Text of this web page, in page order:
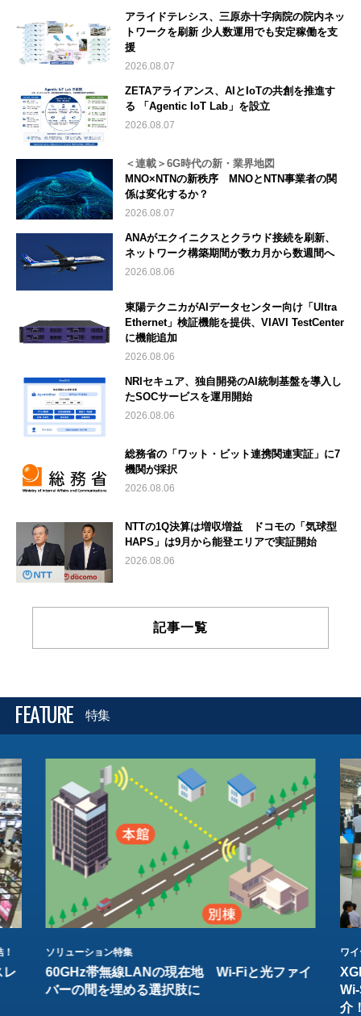
アライドテレシス、三原赤十字病院の院内ネッ
トワークを刷新 少人数運用でも安定稼働を支
援
2026.08.07
ZETAアライアンス、AIとIoTの共創を推進す
る 「Agentic IoT Lab」を設立
2026.08.07
＜連載＞6G時代の新・業界地図
MNO×NTNの新秩序 MNOとNTN事業者の関
係は変化するか？
2026.08.07
ANAがエクイニクスとクラウド接続を刷新、
ネットワーク構築期間が数カ月から数週間へ
2026.08.06
東陽テクニカがAIデータセンター向け「Ultra
Ethernet」検証機能を提供、VIAVI TestCenter
に機能追加
2026.08.06
NRIセキュア、独自開発のAI統制基盤を導入し
たSOCサービスを運用開始
2026.08.06
総務省の「ワット・ビット連携関連実証」に7
機関が採択
2026.08.06
NTTの1Q決算は増収増益 ドコモの「気球型
HAPS」は9月から能登エリアで実証開始
2026.08.06
記事一覧
FEATURE 特集
レ
ソリューション特集
60GHz帯無線LANの現在地 Wi-Fiと光ファイ
バーの間を埋める選択肢に
ワ
介